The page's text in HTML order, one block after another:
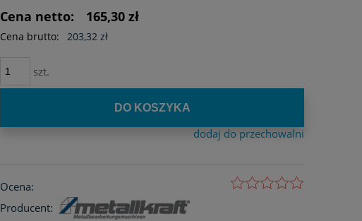
Cena netto: 165,30 zł
Cena brutto: 203,32 zł
szt.
DO KOSZYKA
dodaj do przechowalni
Ocena:
Producent: